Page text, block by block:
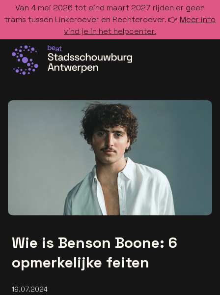
Van 4 mei 2026 tot eind maart 2027 rijden er geen
trams tussen Linkeroever en Rechteroever. 👉 Meer info
vind je in het helpcenter.
Wie is Benson Boone: 6
opmerkelijke feiten
19.07.2024